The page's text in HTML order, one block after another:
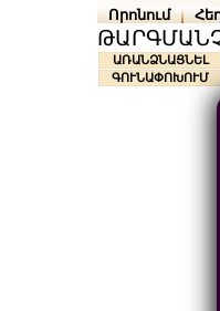
Որոնում
ԱՌԱՆՁՆԱՑՆԵԼ
ԳՈՒՆԱՓՈԽՈՒՄ